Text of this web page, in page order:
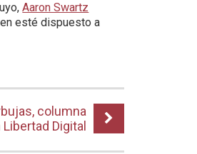
Aaron Swartz
esté dispuesto a
columna
Libertad Digital